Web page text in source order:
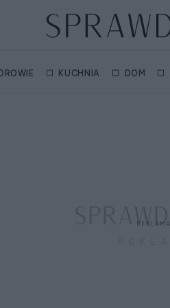
KUCHNIA DOM